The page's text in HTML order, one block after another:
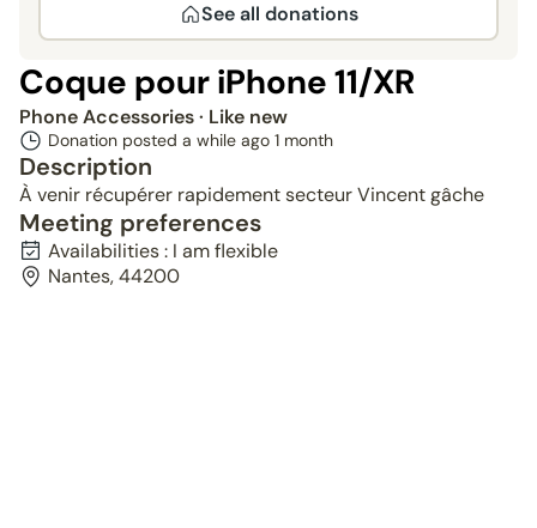
See all donations
Coque pour iPhone 11/XR
Phone Accessories· Like new
Donation posted a while ago 1 month
Description
À venir récupérer rapidement secteur Vincent gâche
Meeting preferences
Availabilities : I am flexible
Nantes, 44200